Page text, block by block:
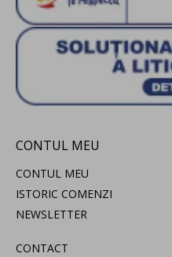
CONTUL MEU
CONTUL MEU
ISTORIC COMENZI
NEWSLETTER
CONTACT